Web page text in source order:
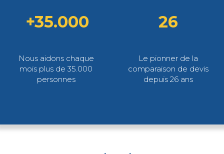
+35.000
Nous aidons chaque
mois plus de 35.000
personnes
26
Le pionner de la
comparaison de devis
depuis 26 ans